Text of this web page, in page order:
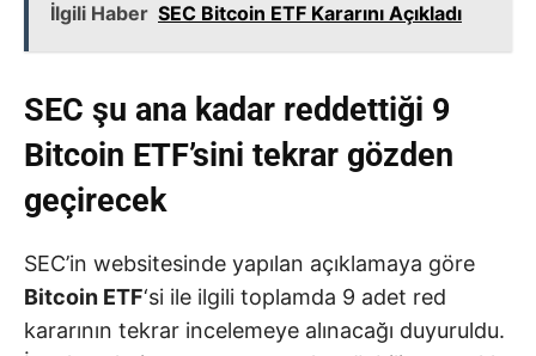
İlgili Haber SEC Bitcoin ETF Kararını Açıkladı
SEC şu ana kadar reddettiği 9
Bitcoin ETF’sini tekrar gözden
geçirecek
SEC’in websitesinde yapılan açıklamaya göre
Bitcoin ETF‘si ile ilgili toplamda 9 adet red
kararının tekrar incelemeye alınacağı duyuruldu.